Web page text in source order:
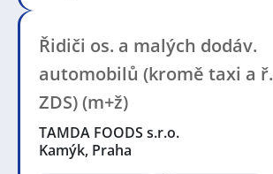
Řidiči os. a malých dodáv.
automobilů (kromě taxi a ř.
ZDS) (m+ž)
TAMDA FOODS s.r.o.
Kamýk, Praha